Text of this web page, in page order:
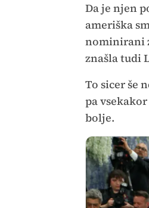
Da je njen
ameriška
nominirani
znašla tudi
To sicer še
pa
bolje.